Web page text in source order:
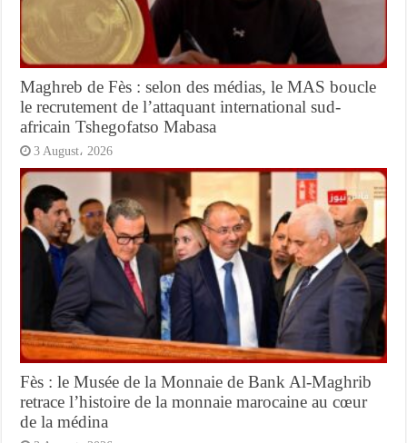
Maghreb de Fès : selon des médias, le MAS boucle
le recrutement de l’attaquant international sud-
africain Tshegofatso Mabasa
3 August، 2026
Fès : le Musée de la Monnaie de Bank Al-Maghrib
retrace l’histoire de la monnaie marocaine au cœur
de la médina